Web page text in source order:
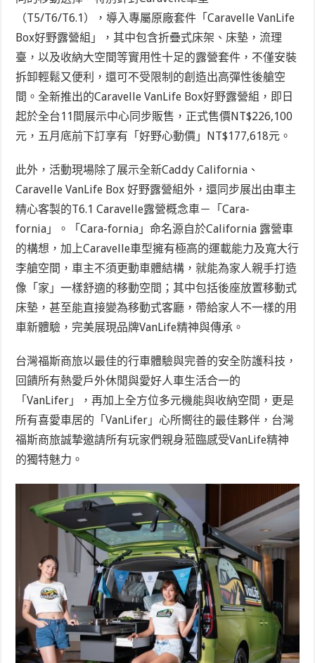
（T5/T6/T6.1），導入專屬原廠套件「Caravelle VanLife
Box好野露營組」，其中包含折疊式床架、床墊，流理
臺，以及收納大空間等實用性十足的露營套件，不僅安裝
拆卸輕鬆又便利，還可不受限制的創造出高彈性後艙空
間。全新推出的Caravelle VanLife Box好野露營組，即日
起於全台11間展示中心同步販售，正式售價NT$226,100
元，五月底前下訂享有「好野心動價」NT$177,618元。
此外，活動現場除了展示全新Caddy California、
Caravelle VanLife Box 好野露營組外，還同步展出由車主
精心客製的T6.1 Caravelle露營概念車－「Cara-
fornia」。「Cara-fornia」命名源自於California 露營車
的構想，加上Caravelle車型擁有極高的運載能力及寬大行
李艙空間，車主不須更動車體結構，就能為家人親手打造
像「家」一樣舒適的移動空間；其中包括後座放置移動式
床墊，甚至能直接變為移動式客廳，帶給家人不一樣的用
車新體驗，完美展現品牌VanLife精神與傳承。
台灣福斯商旅以最佳的行車體驗與完善的安全防護科技，
回饋所有熱愛戶外休閒與愛好人車生活合一的
「VanLifer」，再加上全方位多元機能與收納空間，更是
所有喜愛車居的「VanLifer」心所嚮往的最佳夥伴，台灣
福斯商旅誠摯邀請所有玩家們親身蒞臨感受VanLife精神
的獨特魅力。